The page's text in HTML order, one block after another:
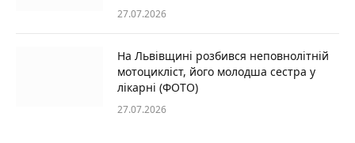
27.07.2026
На Львівщині розбився неповнолітній
мотоцикліст, його молодша сестра у
лікарні (ФОТО)
27.07.2026